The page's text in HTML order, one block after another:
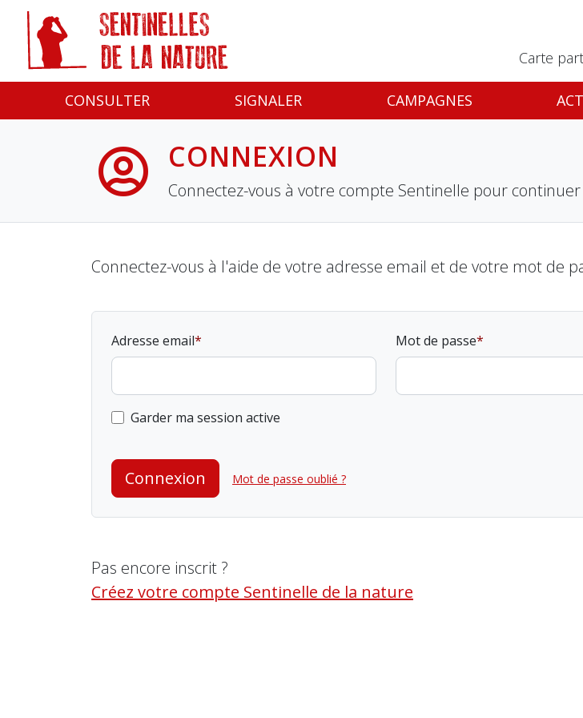
Carte
CONSULTER SIGNALER CAMPAGNES
CONNEXION
Connectez-vous à votre compte Sentinelle pour continuer
Connectez-vous à l'aide de votre adresse email et de votre mot de
Adresse email Mot de passe
Garder ma session active
Connexion Mot de passe oublié ?
Pas encore inscrit ?
Créez votre compte Sentinelle de la nature
Panneau de gestion des cookies